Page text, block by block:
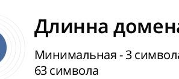
Длинна
Минимальная - 3
63 символа